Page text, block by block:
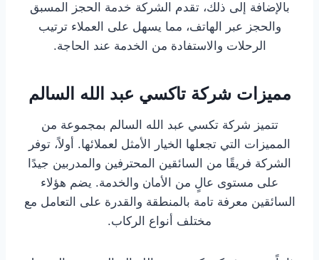
بالإضافة إلى ذلك، تقدم الشركة خدمة الحجز المسبق
والحجز عبر الهاتف، مما يسهل على العملاء ترتيب
الرحلات والاستفادة من الخدمة عند الحاجة.
مميزات شركة تاكسي عبد الله السالم
تتميز شركة تكسي عبد الله السالم بمجموعة من
المميزات التي تجعلها الخيار الأمثل لعملائها. أولاً، توفر
الشركة فريقًا من السائقين المحترفين والمدربين جيدًا
على مستوى عالٍ من الأمان والخدمة. يضم هؤلاء
السائقين معرفة تامة بالمنطقة والقدرة على التعامل مع
مختلف أنواع الركاب.